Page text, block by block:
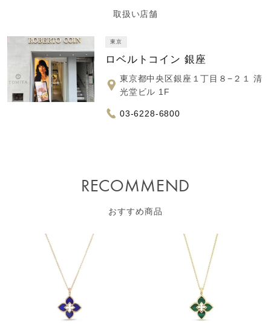
取扱い店舗
東京
ロベルトコイン 銀座
東京都中央区銀座１丁目８−２１ 清
光堂ビル 1F
03-6228-6800
RECOMMEND
おすすめ商品